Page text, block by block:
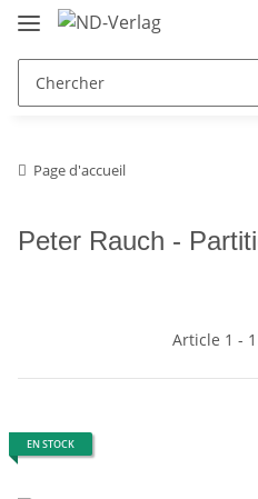
Page d'accueil
Peter Rauch -
Article 1 -
EN STOCK